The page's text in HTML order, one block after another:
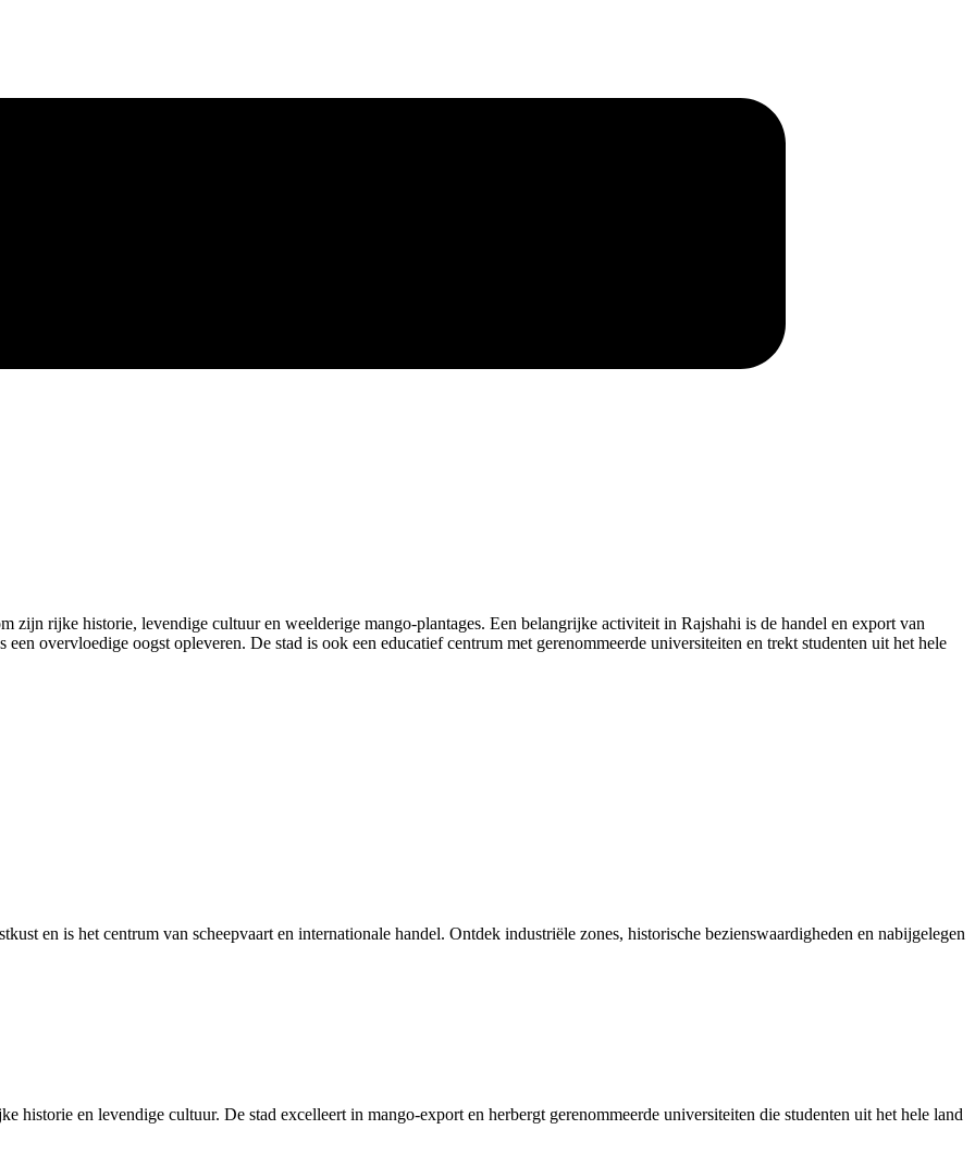
zijn rijke historie, levendige cultuur en weelderige mango-plantages. Een belangrijke activiteit in Rajshahi is de handel en export van
overvloedige oogst opleveren. De stad is ook een educatief centrum met gerenommeerde universiteiten en trekt studenten uit het hele
en is het centrum van scheepvaart en internationale handel. Ontdek industriële zones, historische bezienswaardigheden en nabijgelegen
historie en levendige cultuur. De stad excelleert in mango-export en herbergt gerenommeerde universiteiten die studenten uit het hele land